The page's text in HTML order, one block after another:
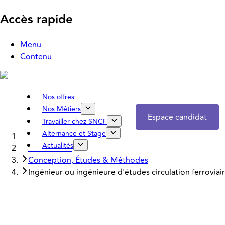
Accès rapide
Menu
Contenu
Nos offres
Nos Métiers
Travailler chez SNCF
Alternance et Stage
Actualités
Espace candidat
Accueil
Nos métiers
Conception, Études & Méthodes
Ingénieur ou ingénieure d'études circulation